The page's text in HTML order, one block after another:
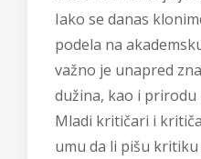
Iako se danas
podela na
važno je unapred
dužina, kao i prirodu
Mladi kritičari i
umu da li pišu